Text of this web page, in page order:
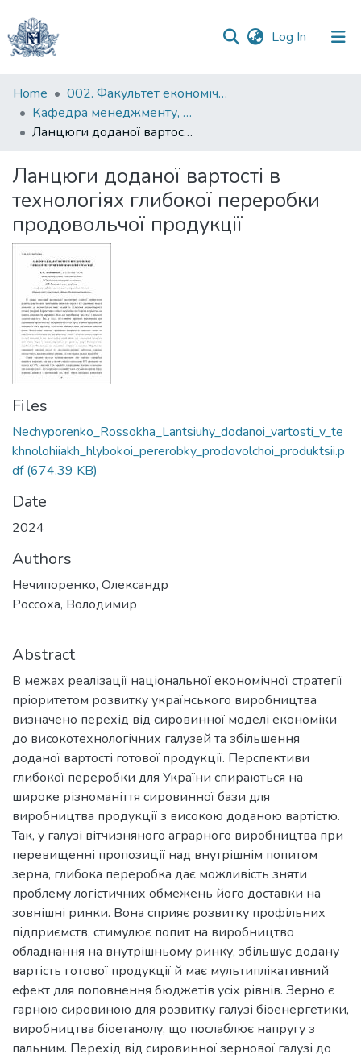
Log In (current)
Communities
&
Collections
Statistics
Home
002. Факультет економічних наук
Кафедра менеджменту, маркетингу та підприємництва
Ланцюги доданої вартості в технологіях глибокої переробки продовольчої продукції
Ланцюги доданої вартості в
технологіях глибокої переробки
продовольчої продукції
Files
Nechyporenko_Rossokha_Lantsiuhy_dodanoi_vartosti_v_te
khnolohiiakh_hlybokoi_pererobky_prodovolchoi_produktsii.p
df(674.39 KB)
Date
2024
Authors
Нечипоренко, Олександр
Россоха, Володимир
Abstract
В межах реалізації національної економічної стратегії
пріоритетом розвитку українського виробництва
визначено перехід від сировинної моделі економіки
до високотехнологічних галузей та збільшення
доданої вартості готової продукції. Перспективи
глибокої переробки для України спираються на
широке різноманіття сировинної бази для
виробництва продукції з високою доданою вартістю.
Так, у галузі вітчизняного аграрного виробництва при
перевищенні пропозиції над внутрішнім попитом
зерна, глибока переробка дає можливість зняти
проблему логістичних обмежень його доставки на
зовнішні ринки. Вона сприяє розвитку профільних
підприємств, стимулює попит на виробництво
обладнання на внутрішньому ринку, збільшує додану
вартість готової продукції й має мультиплікативний
ефект для поповнення бюджетів усіх рівнів. Зерно є
гарною сировиною для розвитку галузі біоенергетики,
виробництва біоетанолу, що послаблює напругу з
пальним. Перехід від сировинної зернової галузі до